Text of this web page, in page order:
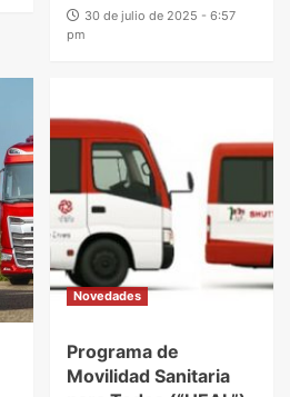
30 de julio de 2025 - 6:57
pm
Novedades
Programa de
Movilidad Sanitaria